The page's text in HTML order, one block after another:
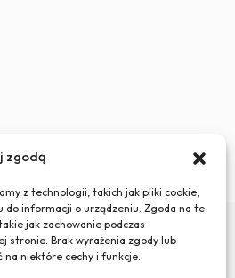
zgodą
z technologii, takich jak pliki cookie,
do informacji o urządzeniu. Zgoda na te
jak zachowanie podczas
stronie. Brak wyrażenia zgody lub
na niektóre cechy i funkcje.